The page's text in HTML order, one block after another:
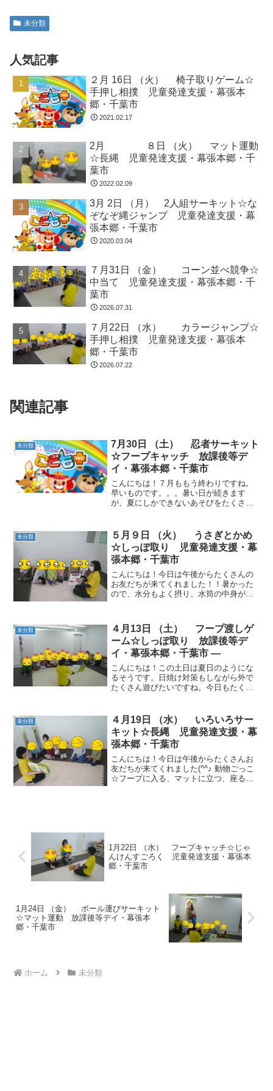
未分類
人気記事
２月 16日 （火） 椅子取りゲーム☆
手押し相撲 児童発達支援・幕張本
郷・千葉市
2021.02.17
2月 ８日 （火） マット運動
☆長縄 児童発達支援・幕張本郷・千
葉市
2022.02.09
3月 2日 （月） 2人組サーキット☆な
ぞなぞ縄ジャンプ 児童発達支援・幕
張本郷・千葉市
2020.03.04
７月31日 （金） コーン並べ競争☆
中当て 児童発達支援・幕張本郷・千
葉市
2026.07.31
７月22日 （水） カラージャンプ☆
手押し相撲 児童発達支援・幕張本
郷・千葉市
2026.07.22
関連記事
未分類
7月30日 （土） 忍者サーキット
☆フープキャッチ 放課後等デ
イ・幕張本郷・千葉市
こんにちは！７月ももう終わりですね。
早いものです。。。暑い日が続きます
が、夏にしかできないあそびをたくさん
向いて平均台に立つ、というルールを覚
えて動きました。時計...
未分類
５月９日 （火） うさぎとかめ
☆しっぽ取り 児童発達支援・幕
張本郷・千葉市
こんにちは！今日は午後からたくさんの
お友だちが来てくれました！！暑かった
ので、水分もよく摂り、水筒の中身が空
いね(^^♪ 動物ごっこ☆赤、黄、緑の輪の
中に入りました。縄...
未分類
４月13日 （土） フープ渡しゲ
ーム☆しっぽ取り 放課後等デ
イ・幕張本郷・千葉市 —
こんにちは！この土日は夏日のようにな
るそうです。日焼け対策もしながら外で
たくさん遊びたいですね。今日もたくさ
グループを作りました。声をかけたり、
誘い合っている姿があり...
未分類
４月19日 （水） いろいろサー
キット☆長縄 児童発達支援・幕
張本郷・千葉市
こんにちは！今日は午後からたくさんお
友だちが来てくれました(^^♪ 動物ごっこ
☆フープに入る、マットに立つ、座る、
1月22日 （水） フープキャッチ☆じゃ
んけんすごろく 児童発達支援・幕張本
郷・千葉市
1月24日 （金） ボール運びサーキット
☆マット運動 放課後等デイ・幕張本
郷・千葉市
ホーム 未分類